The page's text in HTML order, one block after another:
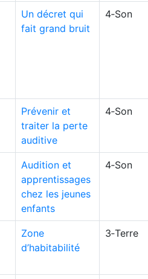
Un décret qui
fait grand bruit
4‑Son
Prévenir et
traiter la perte
auditive
4‑Son
Audition et
apprentissages
chez les jeunes
enfants
4‑Son
Zone
d’habitabilité
3‑Terre